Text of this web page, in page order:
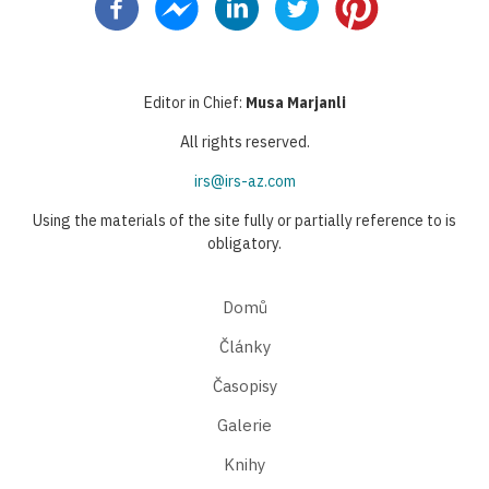
Editor in Chief: Musa Marjanli
All rights reserved.
irs@irs-az.com
Using the materials of the site fully or partially reference to is
obligatory.
Domů
Články
Časopisy
Galerie
Knihy